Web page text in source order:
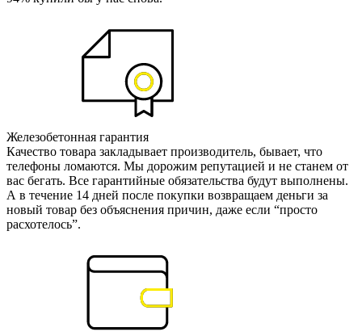
Железобетонная гарантия
Качество товара закладывает производитель, бывает, что
телефоны ломаются. Мы дорожим репутацией и не станем от
вас бегать. Все гарантийные обязательства будут выполнены.
А в течение 14 дней после покупки возвращаем деньги за
новый товар без объяснения причин, даже если “просто
расхотелось”.